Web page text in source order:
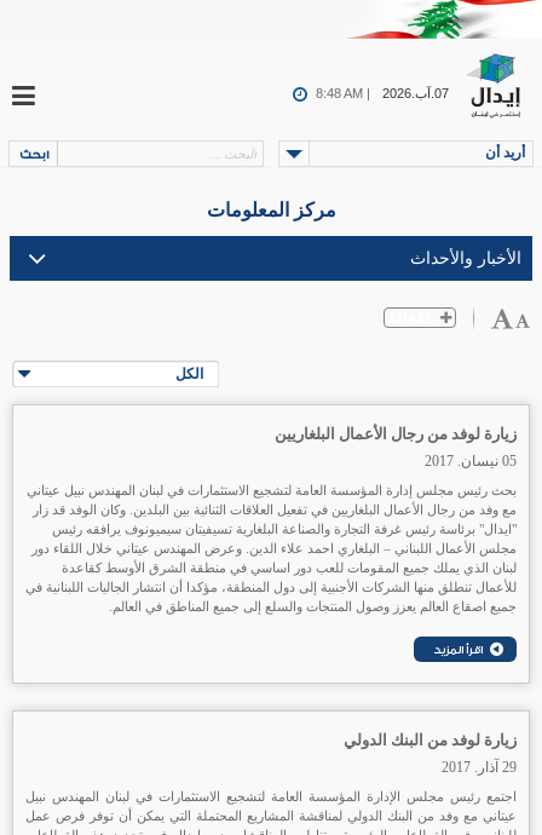
07.آب.2026 8:48 AM |
أريد أن
مركز المعلومات
الكل
زيارة لوفد من رجال الأعمال البلغاريين
05 نيسان. 2017
بحث رئيس مجلس إدارة المؤسسة العامة لتشجيع الاستثمارات في لبنان المهندس نبيل عيتاني
مع وفد من رجال الأعمال البلغاريين في تفعيل العلاقات الثنائية بين البلدين. وكان الوفد قد زار
"ايدال" برئاسة رئيس غرفة التجارة والصناعة البلغارية تسيفيتان سيميونوف يرافقه رئيس
مجلس الأعمال اللبناني – البلغاري احمد علاء الدين. وعرض المهندس عيتاني خلال اللقاء دور
لبنان الذي يملك جميع المقومات للعب دور اساسي في منطقة الشرق الأوسط كقاعدة
للأعمال تنطلق منها الشركات الأجنبية إلى دول المنطقة، مؤكدا أن انتشار الجاليات اللبنانية في
جميع اصقاع العالم يعزز وصول المنتجات والسلع إلى جميع المناطق في العالم.
زيارة لوفد من البنك الدولي
29 آذار. 2017
اجتمع رئيس مجلس الإدارة المؤسسة العامة لتشجيع الاستثمارات في لبنان المهندس نبيل
عيتاني مع وفد من البنك الدولي لمناقشة المشاريع المحتملة التي يمكن أن توفر فرص عمل